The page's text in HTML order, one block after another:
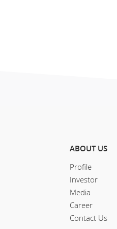
ABOUT US
Profile
Investor
Media
Career
Contact Us